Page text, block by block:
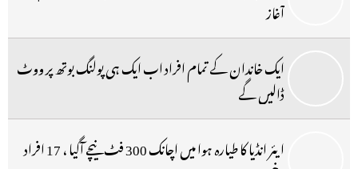
آغاز
ایک خاندان کے تمام افراد اب ایک ہی پولنگ بوتھ پر ووٹ
ڈالیں گے
ایئر انڈیا کا طیارہ ہوا میں اچانک 300 فٹ نیچے آگیا ، 17 افراد